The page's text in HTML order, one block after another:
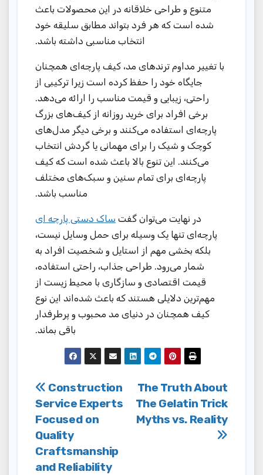
متنوع و طراحی خلاقانه در این محصولات باعث
شده است که هر فرد بتواند مطابق سلیقه خود
انتخاب مناسبی داشته باشد.
با تغییر مداوم ترندهای مد، کیف پارچه‌ای همچنان
جایگاه خود را حفظ کرده است زیرا ترکیبی از
راحتی، زیبایی و قیمت مناسب را ارائه می‌دهد.
برخی افراد برای خرید روزانه از کیف‌های بزرگ
پارچه‌ای استفاده می‌کنند و برخی دیگر مدل‌های
کوچک و شیک را برای مهمانی یا گردش انتخاب
می‌کنند. این تنوع بالا باعث شده است که کیف
پارچه‌ای برای تمام سنین و سبک‌های مختلف
مناسب باشد.
در نهایت می‌توان گفت ساک دستی پارچه ای
پارچه‌ای تنها یک وسیله برای حمل وسایل نیست،
بلکه بخشی مهم از استایل و شخصیت افراد به
شمار می‌رود. طراحی جذاب، راحتی استفاده،
قیمت اقتصادی و سازگاری با محیط زیست از
مهم‌ترین دلایلی هستند که باعث شده‌اند این نوع
کیف همچنان در دنیای مد محبوب و پرطرفدار
باقی بماند.
Post
navigation
The Truth About
The Gelatin Trick
Myths vs. Reality
Construction
Service Experts
Focused on
Quality
Craftsmanship
and Reliability